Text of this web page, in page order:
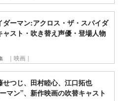
ダーマン:アクロス・ザ・スパイダ
ャスト・吹き替え声優・登場人物
｜映画｜
せつじ、田村睦心、江口拓也
マン”、新作映画の吹替キャスト